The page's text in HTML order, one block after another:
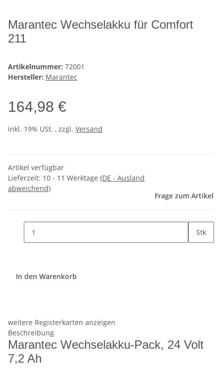
Marantec Wechselakku für Comfort
211
Artikelnummer: 72001
Hersteller: Marantec
164,98 €
inkl. 19% USt. , zzgl. Versand
Artikel verfügbar
Lieferzeit: 10 - 11 Werktage (DE - Ausland
abweichend)
Frage zum Artikel
Stk
In den Warenkorb
weitere Registerkarten anzeigen
Beschreibung
Marantec Wechselakku-Pack, 24 Volt
7,2 Ah